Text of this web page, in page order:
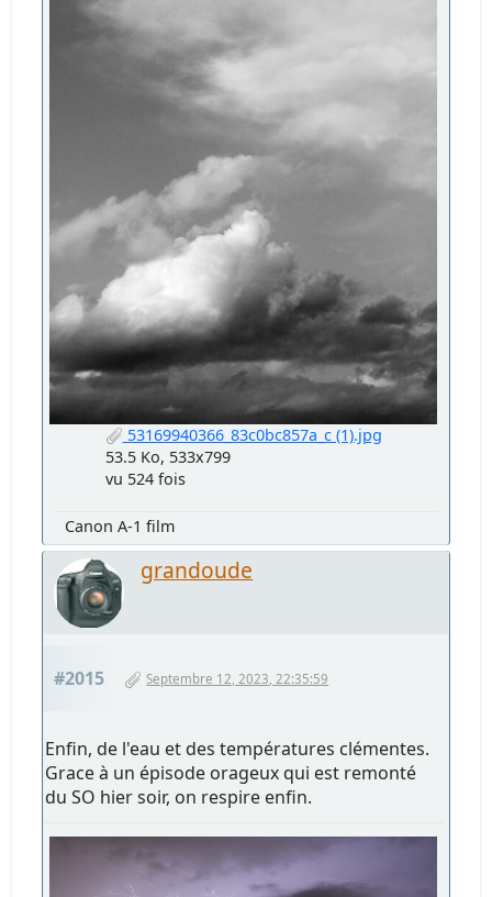
53169940366_83c0bc857a_c (1).jpg
53.5 Ko, 533x799
vu 524 fois
Canon A-1 film
grandoude
#2015 Septembre 12, 2023, 22:35:59
Enfin, de l'eau et des températures clémentes.
Grace à un épisode orageux qui est remonté
du SO hier soir, on respire enfin.